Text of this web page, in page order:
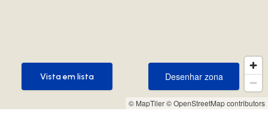
© MapTiler© OpenStreetMap contributors
Desenhar zona
Desenhar zona
Vista em lista
Vista em lista